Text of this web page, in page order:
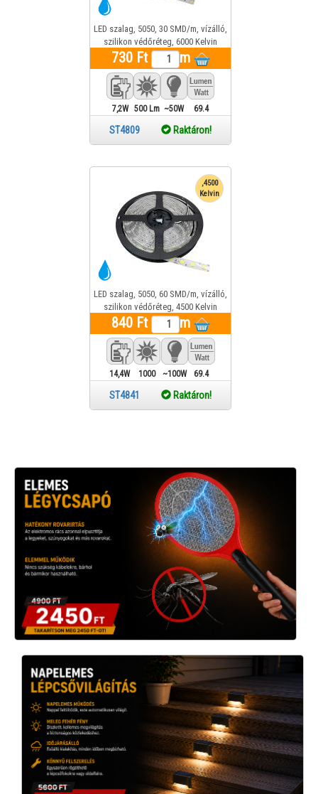
LED szalag, 5050, 30 SMD/m, vízálló,
szilikon védőréteg, 6000 Kelvin
730 Ft m
7,2W 500 Lm ~50W 69.4
ST4809 Raktáron!
,4500
Kelvin
LED szalag, 5050, 60 SMD/m, vízálló,
szilikon védőréteg, 4500 Kelvin
840 Ft m
14,4W
1000
~100W 69.4
ST4841 Raktáron!